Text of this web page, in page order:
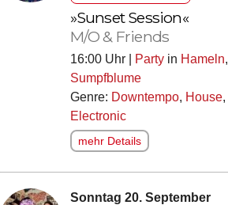
»Sunset Session«
M/O & Friends
16:00 Uhr | Partyin Hameln,
Sumpfblume
Genre: Downtempo, House,
Electronic
mehr Details
Sonntag 20. September